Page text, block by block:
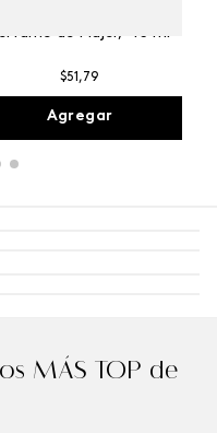
de Mujer, 45 ml
$51 ,79
Agregar
MÁS TOP de